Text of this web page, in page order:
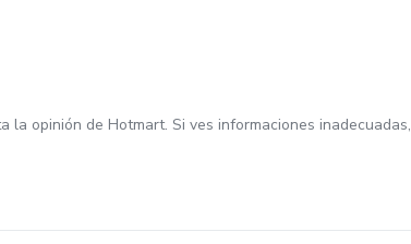
la opinión de Hotmart. Si ves informaciones inadecuadas,